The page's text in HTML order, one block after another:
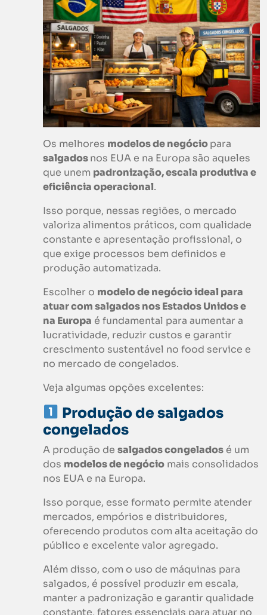
Os melhores modelos de negóciopara
salgadosnos EUA e na Europa são aqueles
que unem padronização, escala produtiva e
eficiência operacional.
Isso porque, nessas regiões, o mercado
valoriza alimentos práticos, com qualidade
constante e apresentação profissional, o
que exige processos bem definidos e
produção automatizada.
Escolher o modelo de negócio ideal para
atuar com salgados nos Estados Unidos e
na Europa é fundamental para aumentar a
lucratividade, reduzir custos e garantir
crescimento sustentável no food service e
no mercado de congelados.
Veja algumas opções excelentes:
Produção de salgados
congelados
A produção de salgados congelados é um
dos modelos de negócio mais consolidados
nos EUA e na Europa.
Isso porque, esse formato permite atender
mercados, empórios e distribuidores,
oferecendo produtos com alta aceitação do
público e excelente valor agregado.
Além disso, com o uso de máquinas para
salgados, é possível produzir em escala,
manter a padronização e garantir qualidade
constante, fatores essenciais para atuar no